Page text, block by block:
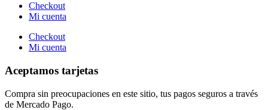
Checkout
Mi cuenta
Checkout
Mi cuenta
Aceptamos tarjetas
Compra sin preocupaciones en este sitio, tus pagos seguros a través
de Mercado Pago.